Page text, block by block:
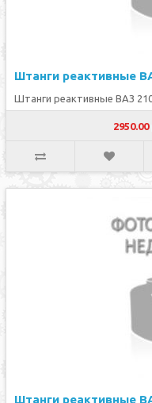
Штанги реактивные
Штанги реактивные ВАЗ
Штанги реактивные